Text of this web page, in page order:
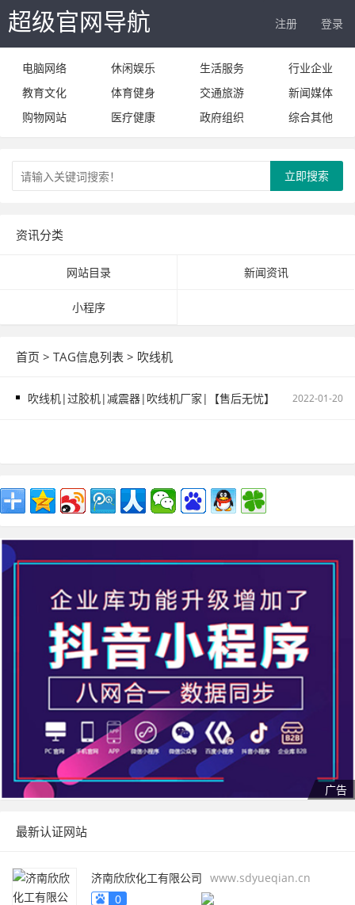
超级官网导航 注册 登录
电脑网络 休闲娱乐 生活服务
行业企业
教育文化
体育健身 交通旅游
新闻媒体
购物网站
医疗健康 政府组织 综合其他
立即搜索
资讯分类
网站目录 新闻资讯
小程序
首页 > TAG信息列表 > 吹线机
吹线机|过胶机|减震器|吹线机厂家|【售后无忧】|川原设备
2022-01-20
最新认证网站
济南欣欣化工有限公司 www.sdyueqian.cn
0